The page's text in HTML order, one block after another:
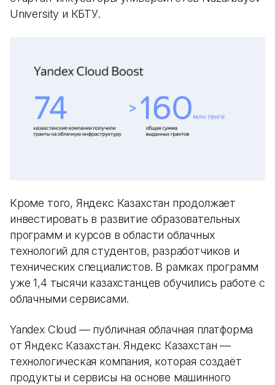
University и КБТУ.
Кроме того, Яндекс Казахстан продолжает
инвестировать в развитие образовательных
программ и курсов в области облачных
технологий для студентов, разработчиков и
технических специалистов. В рамках программ
уже 1,4 тысячи казахстанцев обучились работе с
облачными сервисами.
Yandex Cloud — публичная облачная платформа
от Яндекс Казахстан. Яндекс Казахстан —
технологическая компания, которая создаёт
продукты и сервисы на основе машинного